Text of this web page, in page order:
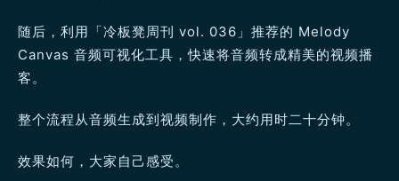
随后，利用「冷板凳周刊 vol. 036」推荐的 Melody
Canvas 音频可视化工具，快速将音频转成精美的视频播
客。
整个流程从音频生成到视频制作，大约用时二十分钟。
效果如何，大家自己感受。